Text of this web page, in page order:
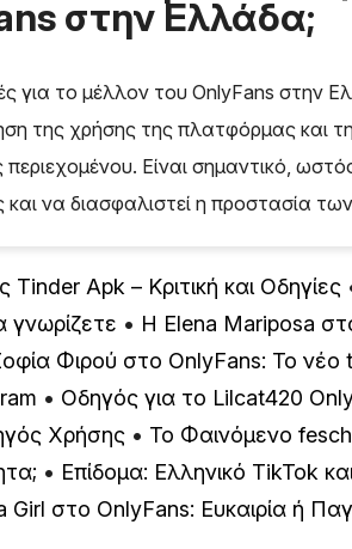
στην Ελλάδα;
για το μέλλον του OnlyFans στην
της χρήσης της πλατφόρμας και
περιεχομένου. Είναι σημαντικό,
και να διασφαλιστεί η προστασία
Apk – Κριτική και Οδηγίες
γνωρίζετε • Η Elena Mariposa
Φιρού στο OnlyFans: Το
• Οδηγός για το Lilcat420
Χρήσης • Το Φαινόμενο
• Επίδομα: Ελληνικό TikTok
Girl στο OnlyFans: Ευκαιρία ή